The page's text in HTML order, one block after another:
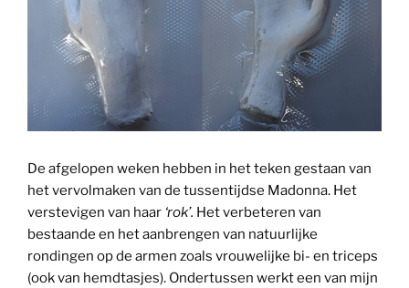
De afgelopen weken hebben in het teken gestaan van
het vervolmaken van de tussentijdse Madonna. Het
verstevigen van haar ‘rok’. Het verbeteren van
bestaande en het aanbrengen van natuurlijke
rondingen op de armen zoals vrouwelijke bi- en triceps
(ook van hemdtasjes). Ondertussen werkt een van mijn